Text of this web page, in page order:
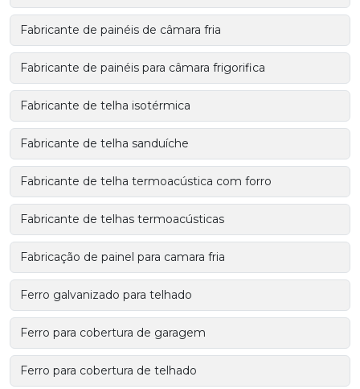
Fabricante de painéis de câmara fria
Fabricante de painéis para câmara frigorifica
Fabricante de telha isotérmica
Fabricante de telha sanduíche
Fabricante de telha termoacústica com forro
Fabricante de telhas termoacústicas
Fabricação de painel para camara fria
Ferro galvanizado para telhado
Ferro para cobertura de garagem
Ferro para cobertura de telhado